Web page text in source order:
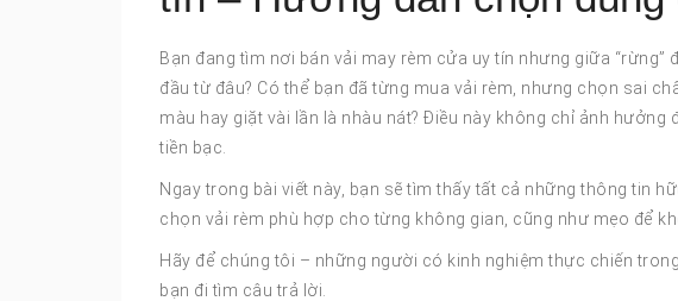
Bạn đang tìm nơi bán vải may rèm cửa uy tín nhưng giữa
đầu từ đâu? Có thể bạn đã từng mua vải rèm, nhưng chọn sai
màu hay giặt vài lần là nhàu nát? Điều này không chỉ ảnh
tiền bạc.
Ngay trong bài viết này, bạn sẽ tìm thấy tất cả những thông tin
chọn vải rèm phù hợp cho từng không gian, cũng như mẹo để
Hãy để chúng tôi – những người có kinh nghiệm thực chiến
bạn đi tìm câu trả lời.